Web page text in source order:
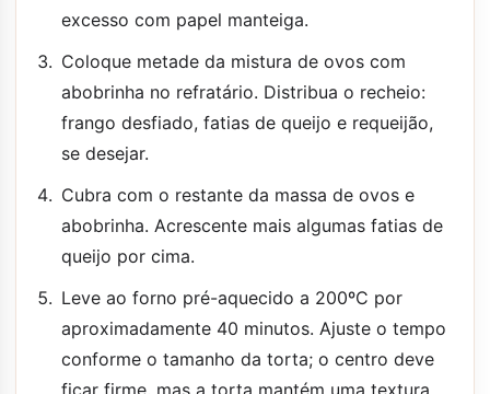
excesso com papel manteiga.
Coloque metade da mistura de ovos com
abobrinha no refratário. Distribua o recheio:
frango desfiado, fatias de queijo e requeijão,
se desejar.
Cubra com o restante da massa de ovos e
abobrinha. Acrescente mais algumas fatias de
queijo por cima.
Leve ao forno pré-aquecido a 200ºC por
aproximadamente 40 minutos. Ajuste o tempo
conforme o tamanho da torta; o centro deve
ficar firme, mas a torta mantém uma textura